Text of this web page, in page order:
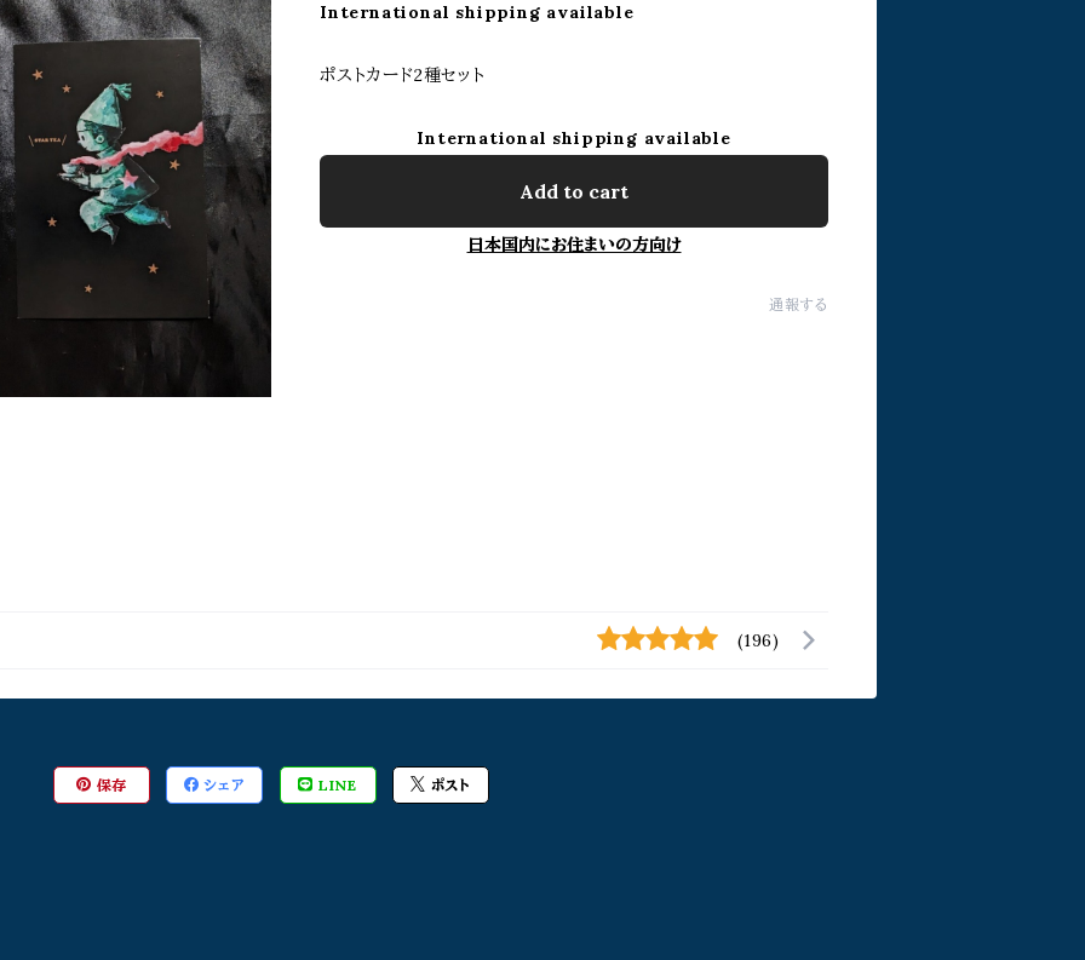
International shipping available
ポストカード2種セット
International shipping available
Add to cart
日本国内にお住まいの方向け
通報する
(196)
保存 シェア LINE ポスト